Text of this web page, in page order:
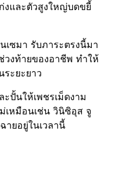
งและตัวสูงใหญ่บดขยี้
เซมา​ รับภาระตรงนี้มา
วงท้ายของอาชีพ​ ทำให้​
ะยะยาว​
ปั้นให้เพชรเม็ดงาม
เหมือนเช่น​ วินิซิอุส​ จู
ายอยู่ในเวลานี้​